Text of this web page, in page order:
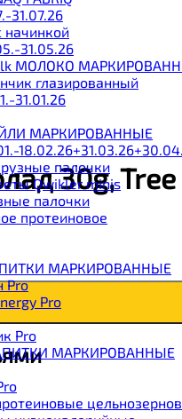
31.07.26
начинкой
31.05.26
МОЛОКО
глазированный
31.01.26
МАРКИРОВАННЫЕ
палочки
Qwikler minis
палочки
протеиновое
МАРКИРОВАННЫЕ
Pro
Pro
Pro
МАРКИРОВАННЫЕ
30g,